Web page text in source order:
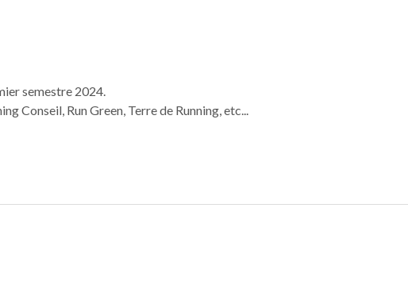
semestre 2024.
Conseil, Run Green, Terre de Running, etc...